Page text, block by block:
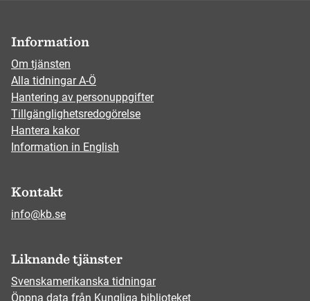
Information
Om tjänsten
Alla tidningar A-Ö
Hantering av personuppgifter
Tillgänglighetsredogörelse
Hantera kakor
Information in English
Kontakt
info@kb.se
Liknande tjänster
Svenskamerikanska tidningar
Öppna data från Kungliga biblioteket